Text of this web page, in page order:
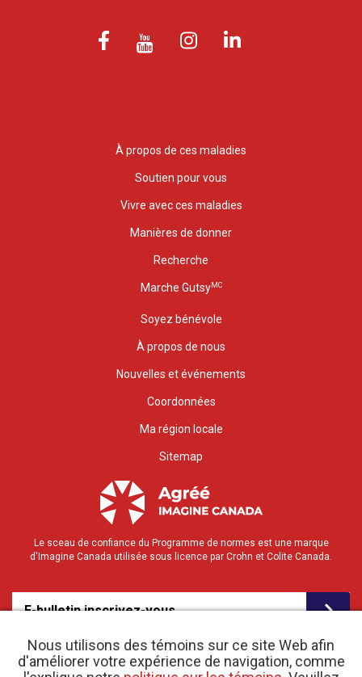
Nous utilisons des témoins sur ce site Web afin
d'améliorer votre expérience de navigation, comme
À propos de ces maladies
Soutien pour vous
Vivre avec ces maladies
Manières de donner
Recherche
Marche GutsyMC
Soyez bénévole
À propos de nous
Nouvelles et événements
Coordonnées
Ma région locale
Sitemap
Le sceau de confiance du Programme de normes est une marque
d'Imagine Canada utilisée sous licence par Crohn et Colite Canada.
E-bulletin inscrivez-vous